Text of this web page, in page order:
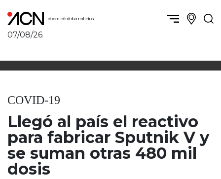
07/08/26
Política y Economía
Córdoba obrera
Ambiente y sustentabilidad
Deportes
Córdoba diverse
Córdoba independiente
Córdoba, la ciudad
San Francisco y zona
Traslasierra
Punilla / Carlos Paz
Alta Gracia
COVID-19
Llegó al país el reactivo
para fabricar Sputnik V y
se suman otras 480 mil
dosis